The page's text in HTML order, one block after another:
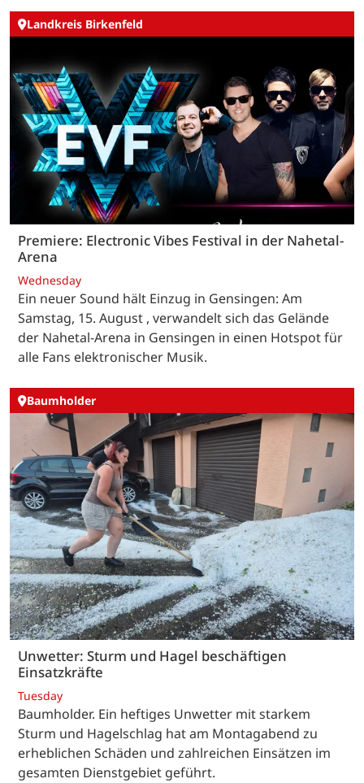
Landkreis Birkenfeld
Premiere: Electronic Vibes Festival in der Nahetal-
Arena
Wednesday
Ein neuer Sound hält Einzug in Gensingen: Am
Samstag, 15. August , verwandelt sich das Gelände
der Nahetal-Arena in Gensingen in einen Hotspot für
alle Fans elektronischer Musik.
Baumholder
Unwetter: Sturm und Hagel beschäftigen
Einsatzkräfte
Tuesday
Baumholder. Ein heftiges Unwetter mit starkem
Sturm und Hagelschlag hat am Montagabend zu
erheblichen Schäden und zahlreichen Einsätzen im
gesamten Dienstgebiet geführt.